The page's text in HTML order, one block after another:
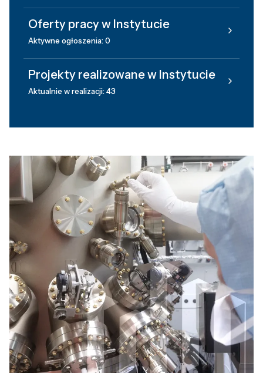
Oferty pracy w Instytucie
Aktywne ogłoszenia: 0
Projekty realizowane w Instytucie
Aktualnie w realizacji: 43